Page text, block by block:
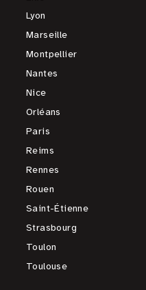
Lyon
Marseille
Montpellier
Nantes
Nice
Orléans
Paris
Reims
Rennes
Rouen
Saint-Étienne
Strasbourg
Toulon
Toulouse